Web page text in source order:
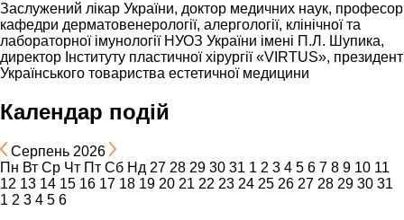
Заслужений лікар України, доктор медичних наук, професор
кафедри дерматовенерології, алергології, клінічної та
лабораторної імунології НУОЗ України імені П.Л. Шупика,
директор Інституту пластичної хірургії «VIRTUS», президент
Українського товариства естетичної медицини
Календар подій
Серпень 2026
Пн Вт Ср Чт Пт Сб Нд 27 28 29 30 31 1 2 3 4 5 6 7 8 9 10 11
12 13 14 15 16 17 18 19 20 21 22 23 24 25 26 27 28 29 30 31
1 2 3 4 5 6